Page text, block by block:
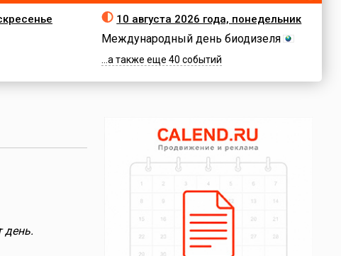
10 августа 2026 года, понедельник
Международный день биодизеля
...а также еще 40 событий
день.